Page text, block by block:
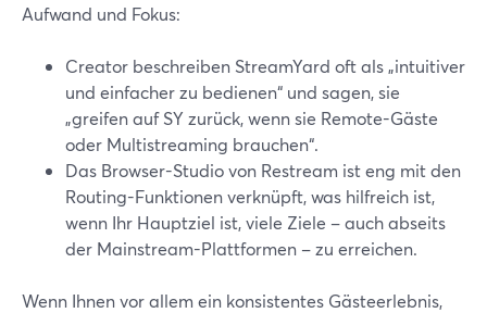
Aufwand und Fokus:
Creator beschreiben StreamYard oft als „intuitiver
und einfacher zu bedienen“ und sagen, sie
„greifen auf SY zurück, wenn sie Remote-Gäste
oder Multistreaming brauchen“.
Das Browser-Studio von Restream ist eng mit den
Routing-Funktionen verknüpft, was hilfreich ist,
wenn Ihr Hauptziel ist, viele Ziele – auch abseits
der Mainstream-Plattformen – zu erreichen.
Wenn Ihnen vor allem ein konsistentes Gästeerlebnis,